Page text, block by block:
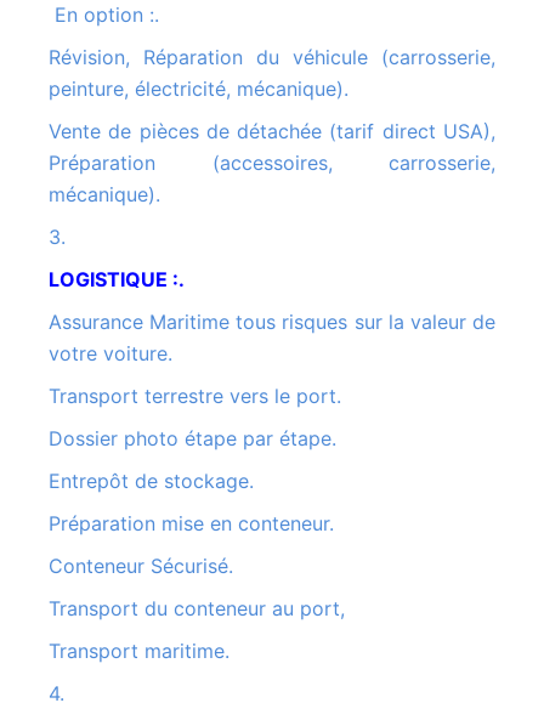
En option :.
Révision, Réparation du véhicule (carrosserie,
peinture, électricité, mécanique).
Vente de pièces de détachée (tarif direct USA),
Préparation (accessoires, carrosserie,
mécanique).
3.
LOGISTIQUE :.
Assurance Maritime tous risques sur la valeur de
votre voiture.
Transport terrestre vers le port.
Dossier photo étape par étape.
Entrepôt de stockage.
Préparation mise en conteneur.
Conteneur Sécurisé.
Transport du conteneur au port,
Transport maritime.
4.